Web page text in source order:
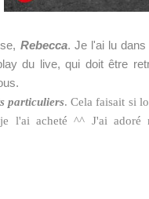
Rebecca. Je l'ai lu
du live, qui doit être
particuliers. Cela faisait si
l'ai acheté ^^ J'ai adoré